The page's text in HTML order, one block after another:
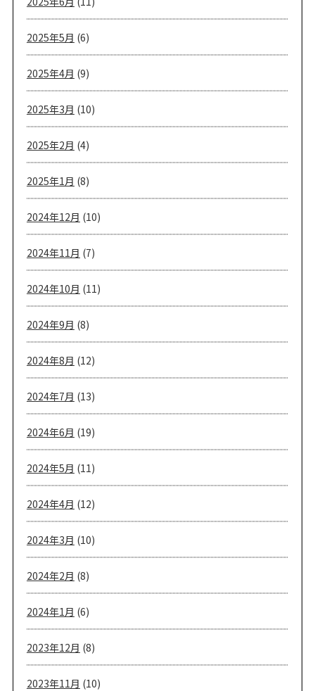
2025年5月 (6)
2025年4月 (9)
2025年3月 (10)
2025年2月 (4)
2025年1月 (8)
2024年12月 (10)
2024年11月 (7)
2024年10月 (11)
2024年9月 (8)
2024年8月 (12)
2024年7月 (13)
2024年6月 (19)
2024年5月 (11)
2024年4月 (12)
2024年3月 (10)
2024年2月 (8)
2024年1月 (6)
2023年12月 (8)
2023年11月 (10)